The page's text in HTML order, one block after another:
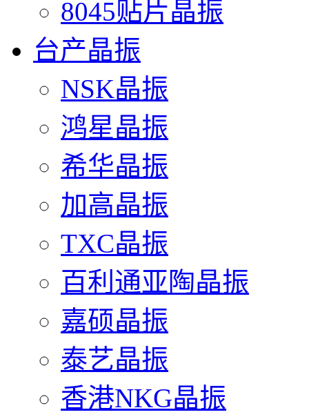
8045贴片晶振
台产晶振
NSK晶振
鸿星晶振
希华晶振
加高晶振
TXC晶振
百利通亚陶晶振
嘉硕晶振
泰艺晶振
香港NKG晶振